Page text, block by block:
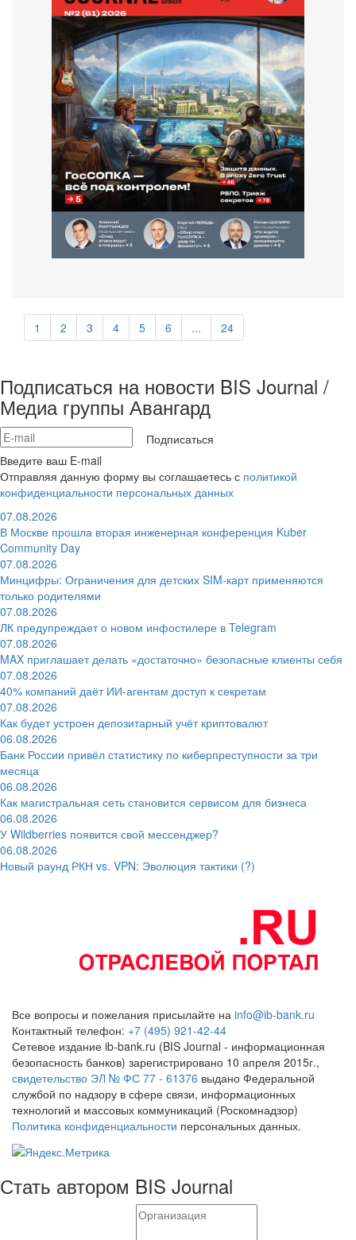
1 2 3 4 5 6 ... 24
Подписаться на новости BIS Journal /
Медиа группы Авангард
Подписаться
Введите ваш E-mail
Отправляя данную форму вы соглашаетесь с политикой
конфиденциальности персональных данных
07.08.2026
В Москве прошла вторая инженерная конференция Kuber
Community Day
07.08.2026
Минцифры: Ограничения для детских SIM-карт применяются
только родителями
07.08.2026
ЛК предупреждает о новом инфостилере в Telegram
07.08.2026
MAX приглашает делать «достаточно» безопасные клиенты себя
07.08.2026
40% компаний даёт ИИ‑агентам доступ к секретам
07.08.2026
Как будет устроен депозитарный учёт криптовалют
06.08.2026
Банк России привёл статистику по киберпреступности за три
месяца
06.08.2026
Как магистральная сеть становится сервисом для бизнеса
06.08.2026
У Wildberries появится свой мессенджер?
06.08.2026
Новый раунд РКН vs. VPN: Эволюция тактики (?)
Все вопросы и пожелания присылайте на info@ib-bank.ru
Контактный телефон: +7 (495) 921-42-44
Сетевое издание ib-bank.ru (BIS Journal - информационная
безопасность банков) зарегистрировано 10 апреля 2015г.,
свидетельство ЭЛ № ФС 77 - 61376 выдано Федеральной
службой по надзору в сфере связи, информационных
технологий и массовых коммуникаций (Роскомнадзор)
Политика конфиденциальности персональных данных.
Стать автором BIS Journal